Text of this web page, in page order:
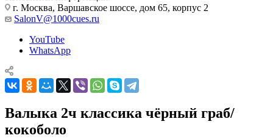
г. Москва, Варшавское шоссе, дом 65, корпус 2
SalonV@1000cues.ru
YouTube
WhatsApp
Валыка 2ч классика чёрный граб/
кокоболо